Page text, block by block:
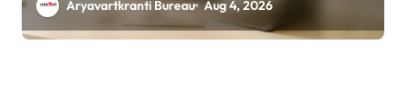
Aryavartkranti Bureau Aug 4, 2026